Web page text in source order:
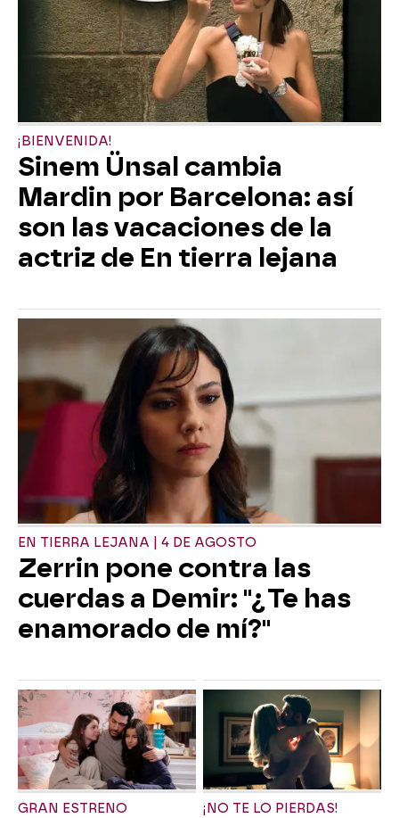
¡BIENVENIDA!
Sinem Ünsal cambia
Mardin por Barcelona: así
son las vacaciones de la
actriz de En tierra lejana
EN TIERRA LEJANA | 4 DE AGOSTO
Zerrin pone contra las
cuerdas a Demir: "¿Te has
enamorado de mí?"
GRAN ESTRENO ¡NO TE LO PIERDAS!